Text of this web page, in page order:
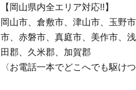
【岡山県内全エリア対応!!】
岡山市、倉敷市、津山市、玉野
市、赤磐市、真庭市、美作市、
田郡、久米郡、加賀郡
〈お電話一本でどこへでも駆け